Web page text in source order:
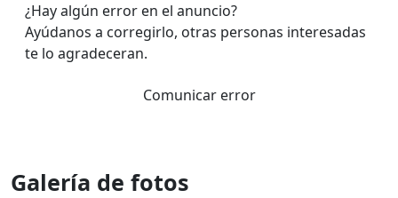
¿Hay algún error en el anuncio?
Ayúdanos a corregirlo, otras personas interesadas
te lo agradeceran.
Comunicar error
Galería de fotos